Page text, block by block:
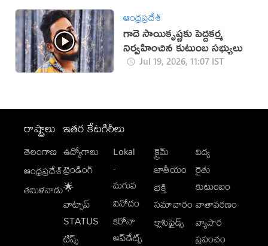
ఆంధ్రప్రదేశ్
గాదె సాయికృష్ణకు పెద్దకర్మ
నిర్వహించిన కుటుంబ సభ్యులు
Jul 19, 2026, 11:07 IST
రాష్ట్రాలు
తెలంగాణ
ఆంధ్రప్రదేశ్
తమిళనాడు
ఇతర కేటగిరీలు
ఉద్యోగాలు
ట్రెండింగ్
🌟
వాట్సాప్
STATUS
టిప్స్
Lokal
-
మగువ
వినోదం
కరోనా
అప్‌డేట్స్
క్రైమ్
జాతీయం
భక్తి
సమాచారం
క్లాసిఫైడ్స్
విద్య
రైతు
కుటుంబం
వాతావరణం
వ్యాపార
ప్రపంచం